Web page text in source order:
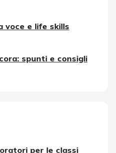
voce e life skills
spunti e consigli
per le classi